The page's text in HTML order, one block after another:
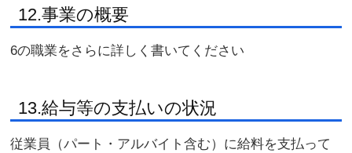
12.事業の概要
6の職業をさらに詳しく書いてください
13.給与等の支払いの状況
従業員（パート・アルバイト含む）に給料を支払って